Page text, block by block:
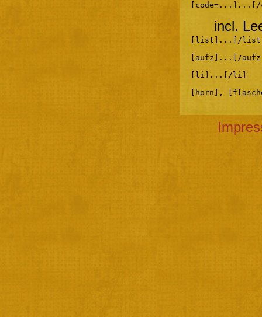
[code=...]...[/
incl.
[list]...[/
[aufz]...[/
[li]...[/li]
[horn],